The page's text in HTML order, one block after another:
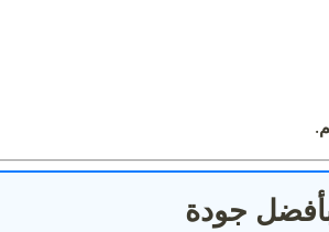
.
جودة